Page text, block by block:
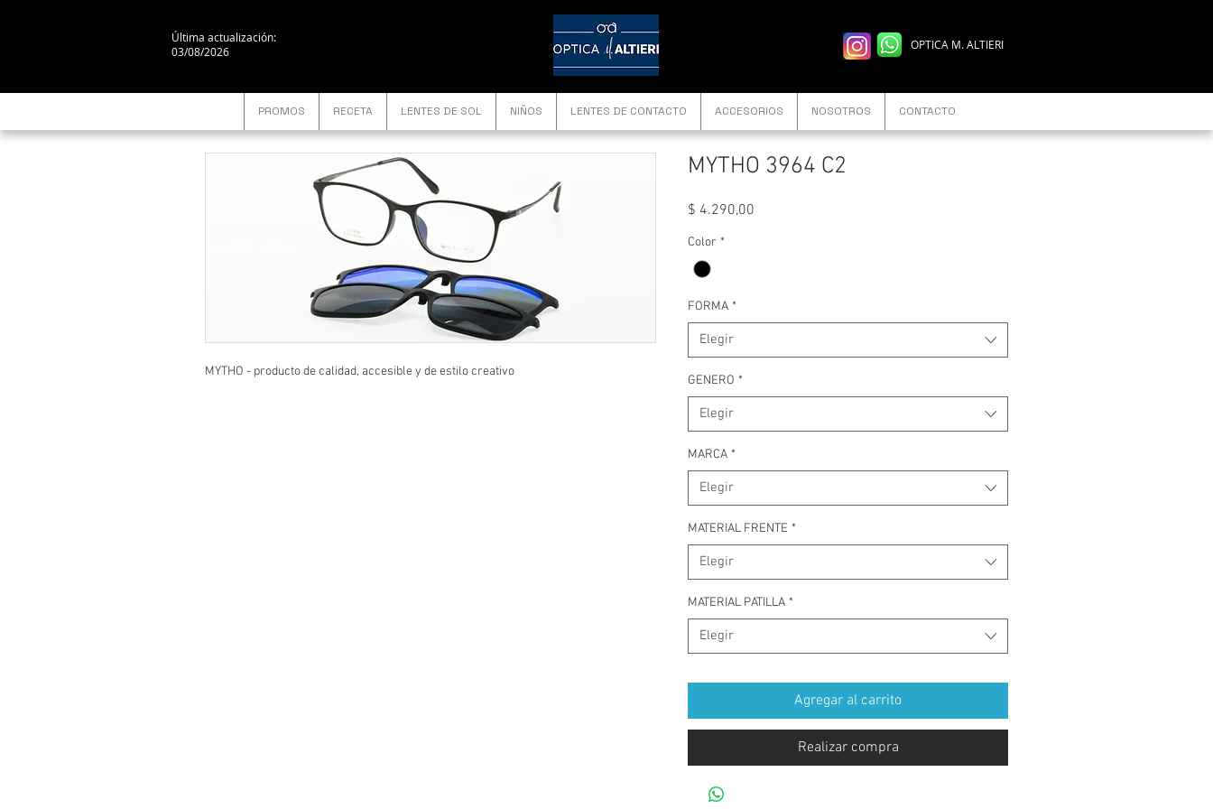
Última actualización:
03/08/2026
OPTICA M. ALTIERI
PROMOS RECETA LENTES DE SOL NIÑOS LENTES DE CONTACTO ACCESORIOS NOSOTROS CONTACTO
MYTHO - producto de calidad, accesible y de estilo creativo
MYTHO 3964 C2
$ 4.290,00
Color *
FORMA *
Elegir
GENERO *
Elegir
MARCA *
Elegir
MATERIAL FRENTE *
Elegir
MATERIAL PATILLA *
Elegir
Agregar al carrito
Realizar compra